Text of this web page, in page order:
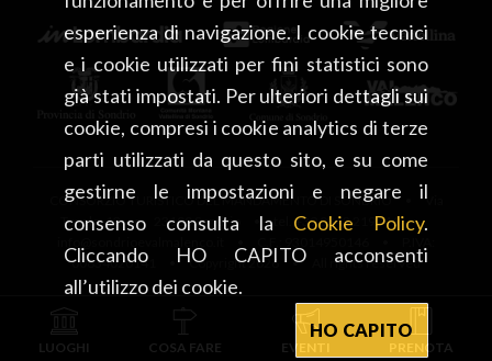
esperienza di navigazione. I cookie tecnici
e i cookie utilizzati per fini statistici sono
già stati impostati. Per ulteriori dettagli sui
cookie, compresi i cookie analytics di terze
parti utilizzati da questo sito, e su come
gestirne le impostazioni e negare il
consenso consulta la Cookie Policy.
Cliccando HO CAPITO acconsenti
all’utilizzo dei cookie.
HO CAPITO
CONSORZIO TURISTICO DEL MANDAMENTO DI SONDRIO • Via
Tonale, 13 • 23100 Sondrio • tel. +39 0342 219246 •
00834020141 • Copyright 2026 • All rights reserved
LUOGHI COSA FARE EVENTI PRENOTA